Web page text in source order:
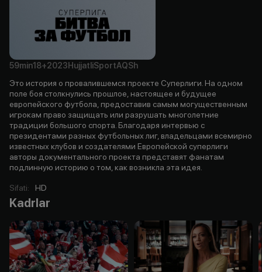
59min18+2023 HujjatliSportAQSh
Это история о провалившемся проекте Суперлиги. На одном
поле боя столкнулись прошлое, настоящее и будущее
европейского футбола, предоставив самым могущественным
игрокам право защищать или разрушать многолетние
традиции большого спорта. Благодаря интервью с
президентами разных футбольных лиг, владельцами всемирно
известных клубов и создателями Европейской суперлиги
авторы документального проекта представят фанатам
подлинную историю о том, как возникла эта идея.
Sifati: HD
Kadrlar